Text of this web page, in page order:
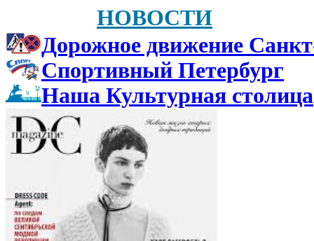
НОВОСТИ
Дорожное движение
Спортивный Петербург
Наша Культурная столица